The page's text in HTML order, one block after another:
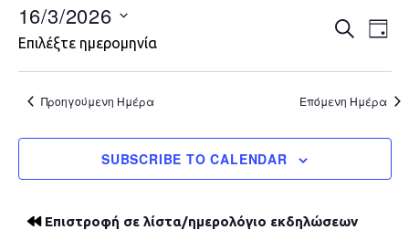
Search
and
Views
DAY
16/3/2026
Επιλέξτε ημερομηνία
Προηγούμενη Ημέρα Επόμενη Ημέρα
SUBSCRIBE TO CALENDAR
Επιστροφή σε λίστα/ημερολόγιο εκδηλώσεων